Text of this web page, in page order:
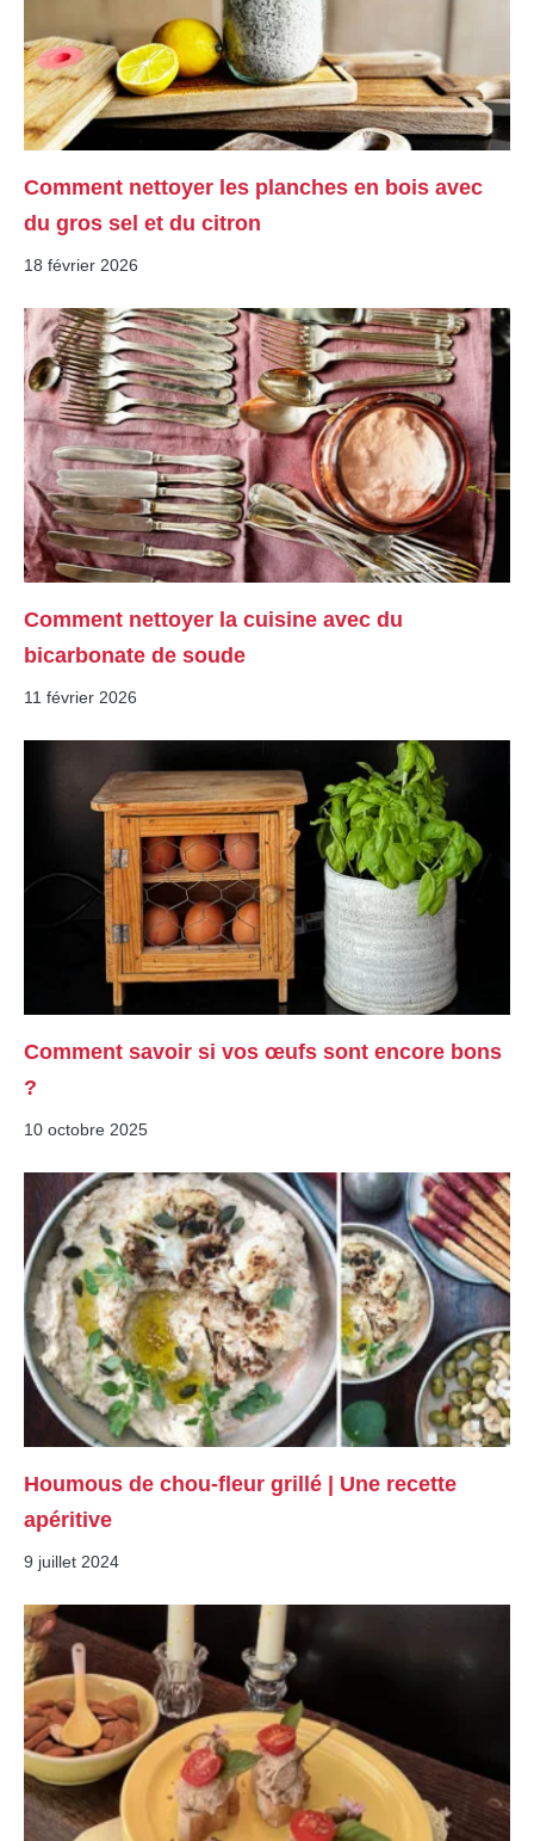
Comment nettoyer les planches en bois avec
du gros sel et du citron
18 février 2026
Comment nettoyer la cuisine avec du
bicarbonate de soude
11 février 2026
Comment savoir si vos œufs sont encore bons
?
10 octobre 2025
Houmous de chou-fleur grillé | Une recette
apéritive
9 juillet 2024